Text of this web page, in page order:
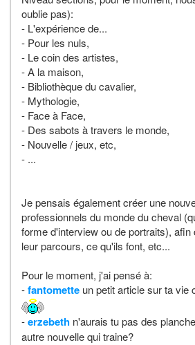
oublie pas):
- L'expérience de...
- Pour les nuls,
- Le coin des artistes,
- A la maison,
- Bibliothèque du cavalier,
- Mythologie,
- Face à Face,
- Des sabots à travers le monde,
- Nouvelle / jeux, etc,
- ...
Je pensais également créer une
professionnels du monde du cheval
forme d'interview ou de portraits), afin
leur parcours, ce qu'ils font, etc...
Pour le moment, j'ai pensé à:
-fantomette un petit article sur ta vie
-erzebeth n'aurais tu pas des
autre nouvelle qui traine?